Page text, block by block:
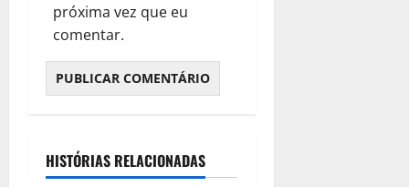
próxima vez que eu
comentar.
HISTÓRIAS RELACIONADAS
Destaques
Notícias de Entidades